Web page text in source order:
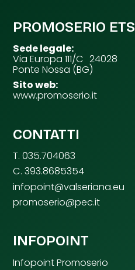
PROMOSERIO ETS
Sede legale:
Via Europa 111/C 24028
Ponte Nossa (BG)
Sito web:
www.promoserio.it
CONTATTI
T. 035.704063
C. 393.8685354
infopoint@valseriana.eu
promoserio@pec.it
INFOPOINT
Infopoint Promoserio